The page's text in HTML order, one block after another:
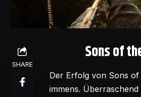
SHARE
Sons of
Der Erfolg von Sons of
immens.